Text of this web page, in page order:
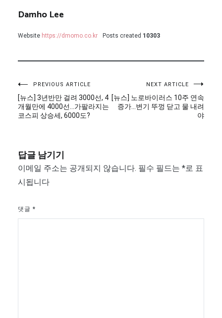
Damho Lee
Website https://dmomo.co.kr Posts created 10303
글
탐
색
PREVIOUS ARTICLE
[뉴스] 3년반만 걸려 3000선, 4
개월만에 4000선…가팔라지는
코스피 상승세, 6000도?
NEXT ARTICLE
[뉴스] 노로바이러스 10주 연속
증가…변기 뚜껑 닫고 물 내려
야
답글 남기기
이메일 주소는 공개되지 않습니다. 필수 필드는 *로 표
시됩니다
댓글 *